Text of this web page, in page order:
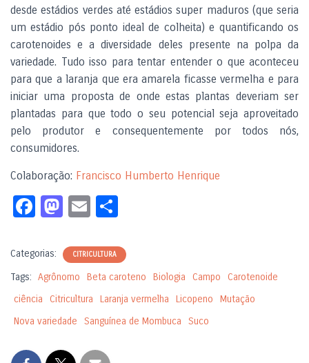
desde estádios verdes até estádios super maduros (que seria
um estádio pós ponto ideal de colheita) e quantificando os
carotenoides e a diversidade deles presente na polpa da
variedade. Tudo isso para tentar entender o que aconteceu
para que a laranja que era amarela ficasse vermelha e para
iniciar uma proposta de onde estas plantas deveriam ser
plantadas para que todo o seu potencial seja aproveitado
pelo produtor e consequentemente por todos nós,
consumidores.
Colaboração: Francisco Humberto Henrique
Fa
e
b
o
o
M
to
d
o
n
E
ail ar
e
Categorias: CITRICULTURA
Tags: Agrônomo Beta caroteno Biologia Campo
Carotenoide
ciência
Citricultura Laranja vermelha Licopeno
Mutação
Nova variedade
Sanguínea de Mombuca Suco